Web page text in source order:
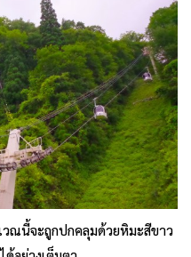
ณนี้จะถูกปกคลุมด้วยหิมะสีขาว